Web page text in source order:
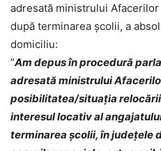
adresată ministrului
după terminarea școlii, a
domiciliu:
”Am depus în procedură
adresată ministrului
posibilitatea/situația
interesul locativ al
terminarea școlii, în județele